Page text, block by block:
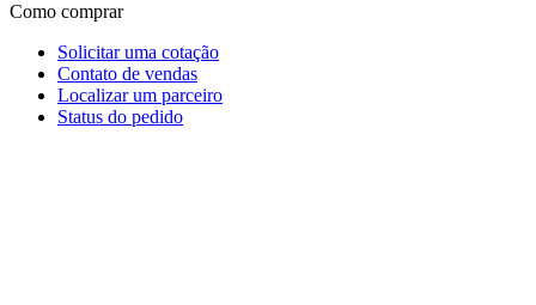
Como comprar
Solicitar uma cotação
Contato de vendas
Localizar um parceiro
Status do pedido